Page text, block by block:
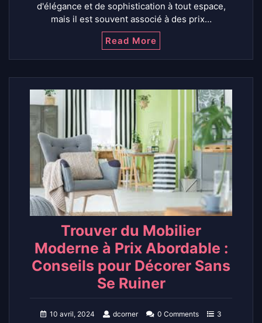
d'élégance et de sophistication à tout espace,
mais il est souvent associé à des prix…
Read More
Trouver du Mobilier
Moderne à Prix Abordable :
Conseils pour Décorer Sans
Se Ruiner
10 avril, 2024 dcorner 0 Comments
3